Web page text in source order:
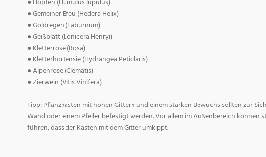
● Hopfen (Humulus lupulus)
● Gemeiner Efeu (Hedera Helix)
● Goldregen (Laburnum)
● Geißblatt (Lonicera Henryi)
● Kletterrose (Rosa)
● Kletterhortensie (Hydrangea Petiolaris)
● Alpenrose (Clematis)
● Zierwein (Vitis Vinifera)
Tipp: Pflanzkästen mit hohen Gittern und einem starken Bewuchs sollten zur
Wand oder einem Pfeiler befestigt werden. Vor allem im Außenbereich können
führen, dass der Kasten mit dem Gitter umkippt.